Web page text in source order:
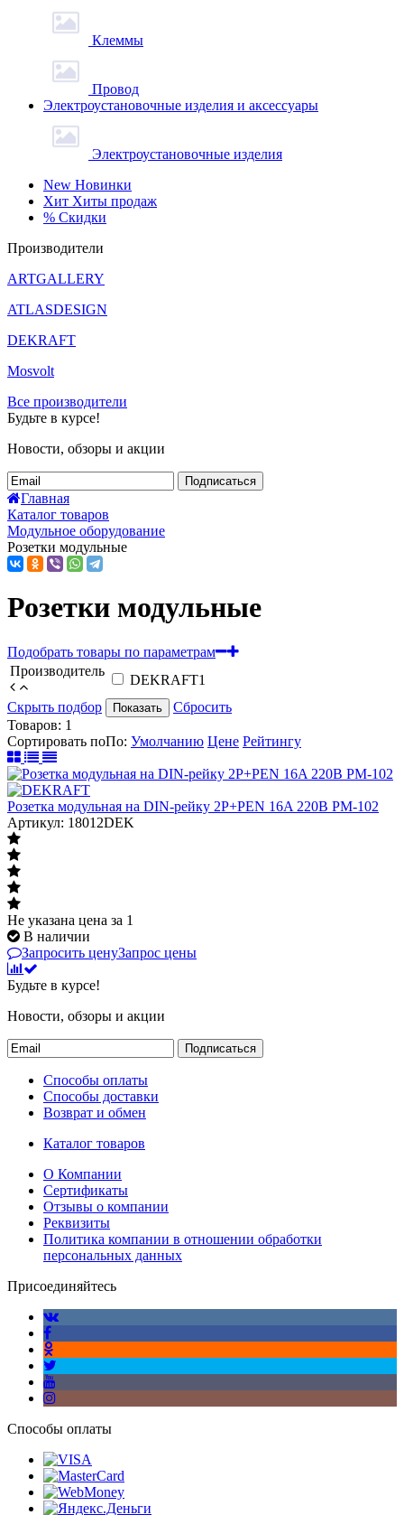
Клеммы
Провод
Электроустановочные изделия и аксессуары
Электроустановочные изделия
New Новинки
Хит Хиты продаж
% Скидки
Производители
ARTGALLERY
ATLASDESIGN
DEKRAFT
Mosvolt
Все производители
Будьте в курсе!
Новости, обзоры и акции
Подписаться
Главная
Каталог товаров
Модульное оборудование
Розетки модульные
Розетки модульные
Подобрать товары по параметрам
Производитель
DEKRAFT1
Скрыть подбор
Показать
Сбросить
Товаров: 1
Сортировать поПо: Умолчанию Цене Рейтингу
Розетка модульная на DIN-рейку 2P+PEN 16A 220В РМ-102
Артикул: 18012DEK
Не указана цена за 1
В наличии
Запросить ценуЗапрос цены
Будьте в курсе!
Новости, обзоры и акции
Подписаться
Способы оплаты
Способы доставки
Возврат и обмен
Каталог товаров
О Компании
Сертификаты
Отзывы о компании
Реквизиты
Политика компании в отношении обработки
персональных данных
Присоединяйтесь
Способы оплаты